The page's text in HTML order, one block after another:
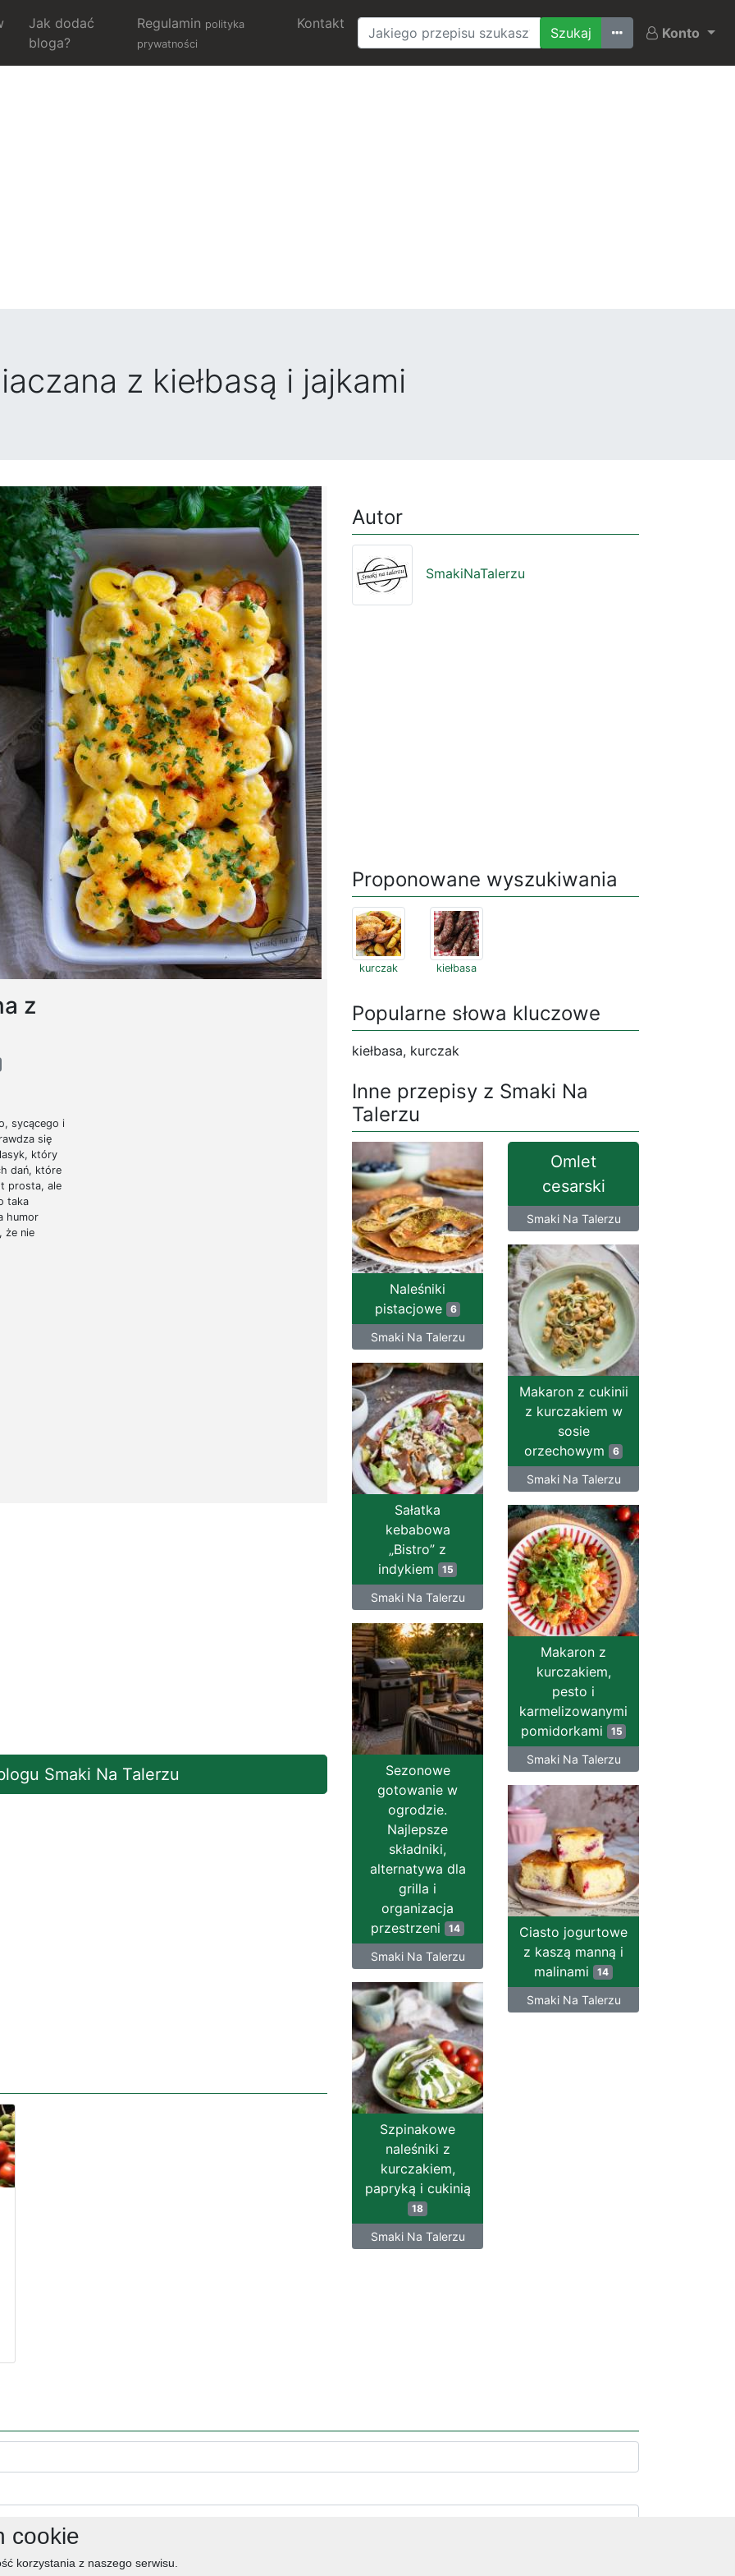
Jak dodać
bloga?
Regulamin polityka
prywatności
Kontakt
Ostatnio szukane
Konto
z kiełbasą i jajkami
z
sycącego i
się
który
dań, które
prosta, ale
taka
humor
że nie
Smaki Na Talerzu
Autor
SmakiNaTalerzu
Proponowane wyszukiwania
kurczak kiełbasa
Popularne słowa kluczowe
kiełbasa, kurczak
Inne przepisy z Smaki Na
Talerzu
Naleśniki
pistacjowe
6
Smaki Na Talerzu
Omlet
cesarski
Smaki Na Talerzu
Makaron z cukinii
z kurczakiem w
sosie
orzechowym
6
Smaki Na Talerzu
Sałatka
kebabowa
„Bistro” z
indykiem
15
Smaki Na Talerzu
Makaron z
kurczakiem,
pesto i
karmelizowanymi
pomidorkami
15
Smaki Na Talerzu
Sezonowe
gotowanie w
ogrodzie.
Najlepsze
składniki,
alternatywa dla
grilla i
organizacja
przestrzeni 14
Smaki Na Talerzu
Ciasto jogurtowe
z kaszą manną i
malinami 14
Smaki Na Talerzu
Szpinakowe
naleśniki z
kurczakiem,
papryką i cukinią
18
Smaki Na Talerzu
cookie
korzystania z naszego serwisu.